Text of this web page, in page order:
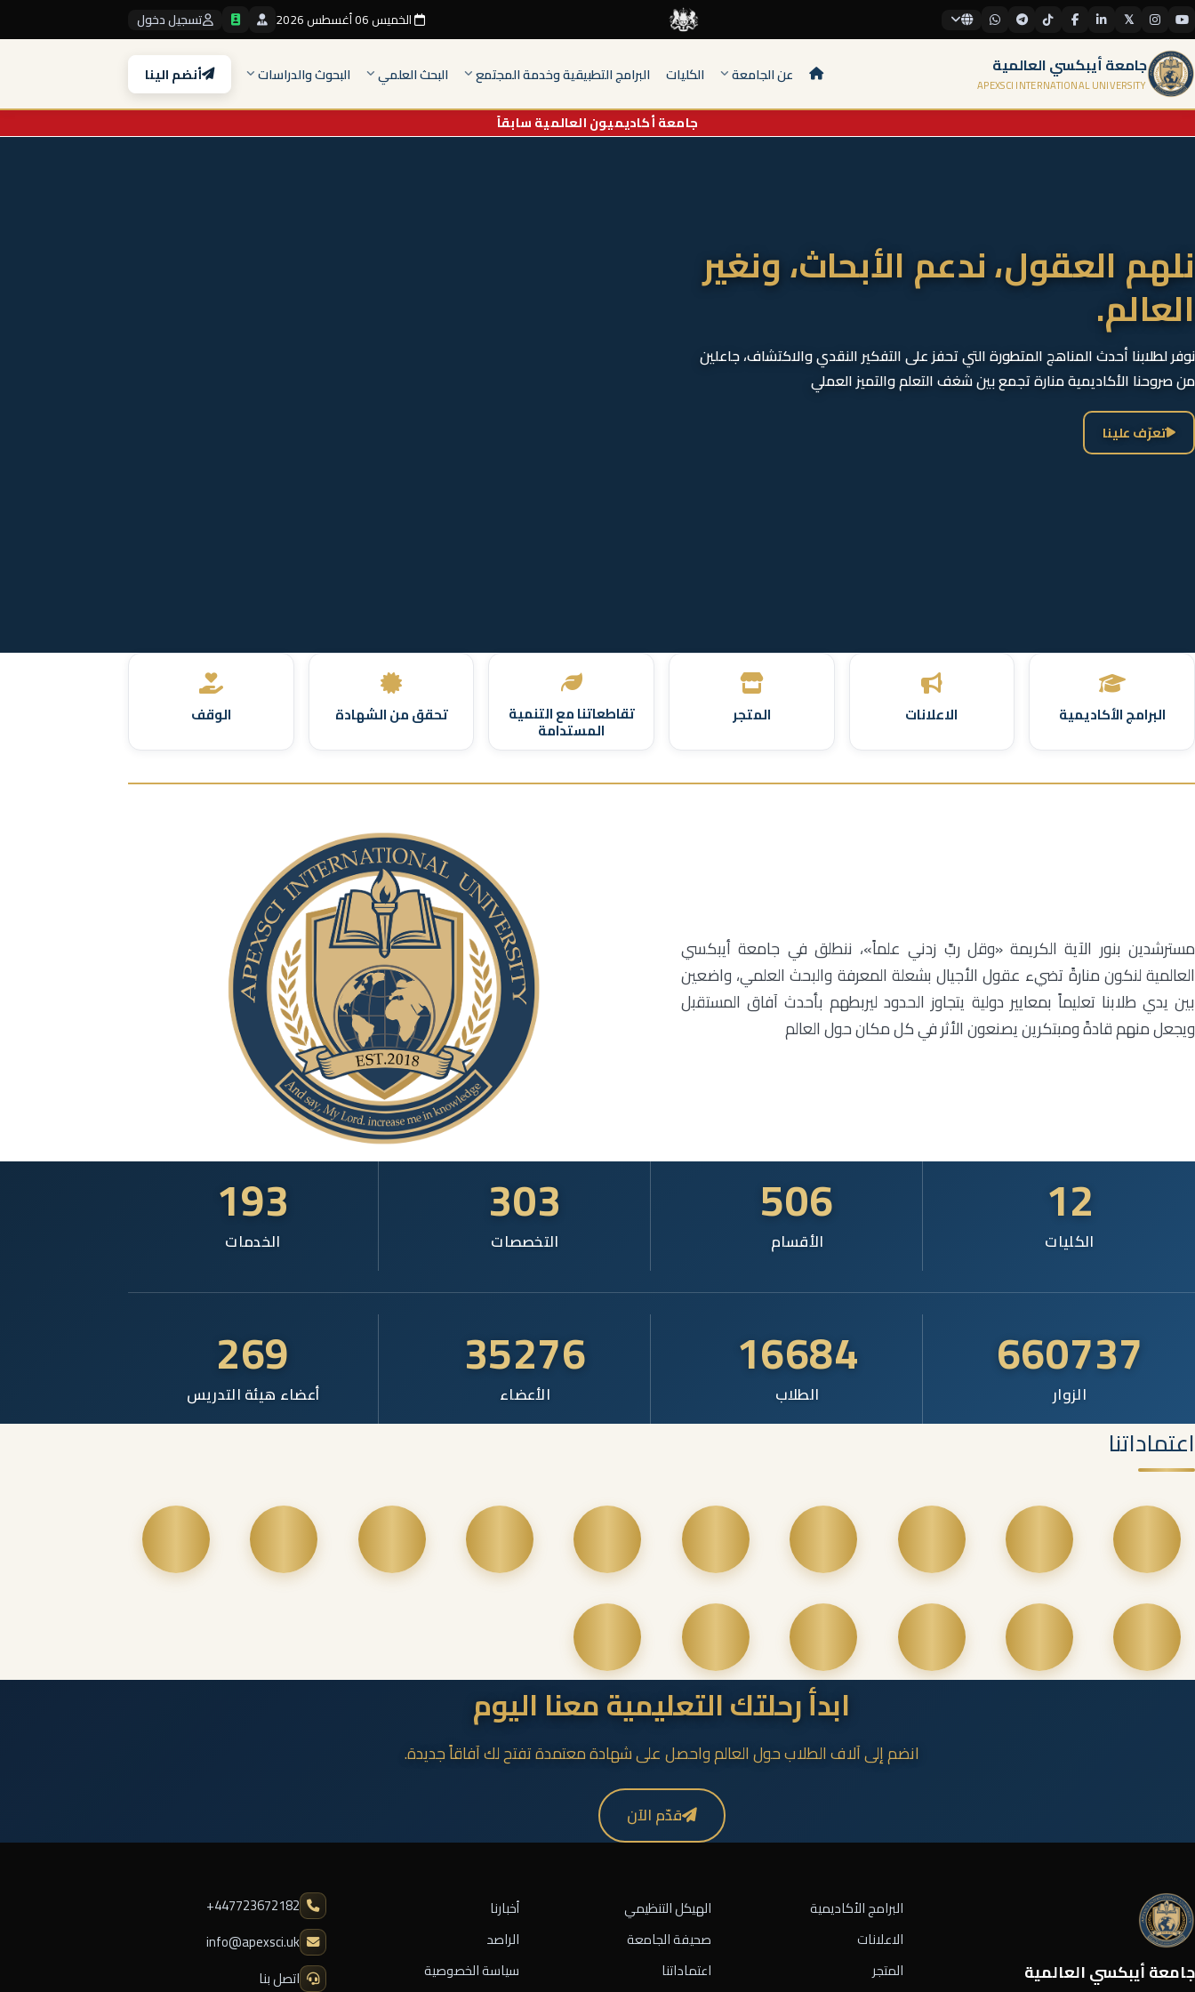
جامعة أكاديميون العالمية سابقاً
𝕏 الخميس 06 أغسطس 2026 تسجيل دخول
جامعة أيبكسي العالمية
APEXSCI INTERNATIONAL UNIVERSITY عن الجامعة الكليات البرامج التطبيقية وخدمة المجتمع البحث العلمي البحوث والدراسات أنضم الينا
نلهم العقول، ندعم الأبحاث، ونغير
العالم.
نوفر لطلابنا أحدث المناهج المتطورة التي تحفز على التفكير النقدي والاكتشاف، جاعلين
من صروحنا الأكاديمية منارة تجمع بين شغف التعلم والتميز العملي
تعرّف علينا
البرامج الأكاديمية الاعلانات المتجر تقاطعاتنا مع التنمية
المستدامة
تحقق من الشهادة الوقف
مسترشدين بنور الآية الكريمة «وقل ربِّ زدني علماً»، ننطلق في جامعة أيبكسي
العالمية لنكون منارةً تضيء عقول الأجيال بشعلة المعرفة والبحث العلمي، واضعين
بين يدي طلابنا تعليماً بمعايير دولية يتجاوز الحدود ليربطهم بأحدث آفاق المستقبل
ويجعل منهم قادةً ومبتكرين يصنعون الأثر في كل مكان حول العالم
12
الكليات
506
الأقسام
303
التخصصات
193
الخدمات
660737
الزوار
16684
الطلاب
35276
الأعضاء
269
أعضاء هيئة التدريس
اعتماداتنا
ابدأ رحلتك التعليمية معنا اليوم
انضم إلى آلاف الطلاب حول العالم واحصل على شهادة معتمدة تفتح لك آفاقاً جديدة.
قدّم الآن
جامعة أيبكسي العالمية
البرامج الأكاديمية
الاعلانات
المتجر
الهيكل التنظيمي
صحيفة الجامعة
اعتماداتنا
أخبارنا
الراصد
سياسة الخصوصية
⁦+447723672182⁩
info@apexsci.uk
اتصل بنا